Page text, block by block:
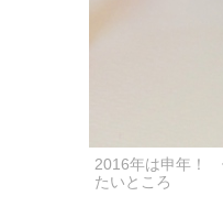
2016年は申年！
たいところ